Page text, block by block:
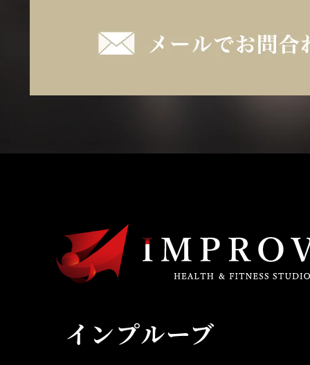
インプルーブ